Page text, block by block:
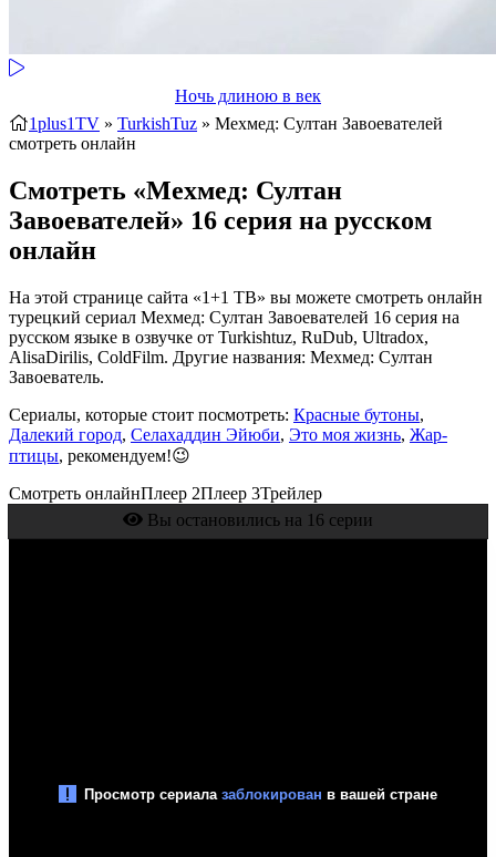
Ночь длиною в век
1plus1TV » TurkishTuz » Мехмед: Султан Завоевателей
смотреть онлайн
Смотреть «Мехмед: Султан
Завоевателей» 16 серия на русском
онлайн
На этой странице сайта «1+1 ТВ» вы можете смотреть онлайн
турецкий сериал Мехмед: Султан Завоевателей 16 серия на
русском языке в озвучке от Turkishtuz, RuDub, Ultradox,
AlisaDirilis, ColdFilm. Другие названия: Мехмед: Султан
Завоеватель.
Сериалы, которые стоит посмотреть: Красные бутоны,
Далекий город, Селахаддин Эйюби, Это моя жизнь, Жар-
птицы, рекомендуем!😉
Смотреть онлайнПлеер 2Плеер 3Трейлер
Вы остановились на 16 серии